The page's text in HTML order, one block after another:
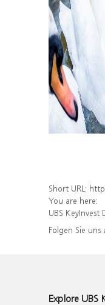
Short URL: https://
You are here:
UBS KeyInvest
Folgen Sie uns
Explore UBS